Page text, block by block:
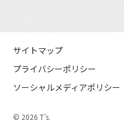
サイトマップ
プライバシーポリシー
ソーシャルメディアポリシー
© 2026 T’s.